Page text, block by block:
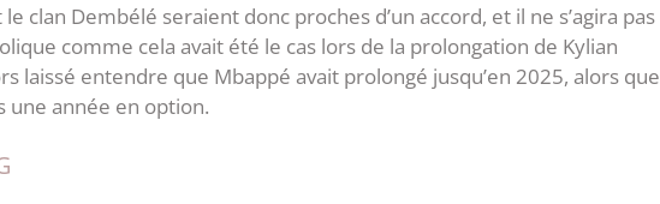
le clan Dembélé seraient donc proches d’un accord, et il ne s’agira pas
comme cela avait été le cas lors de la prolongation de Kylian
laissé entendre que Mbappé avait prolongé jusqu’en 2025, alors que
une année en option.